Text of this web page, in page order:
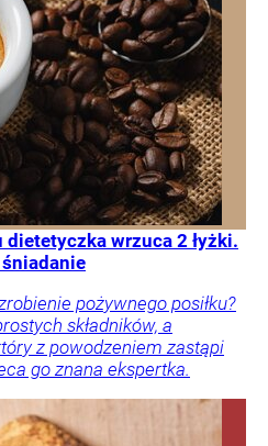
wrzuca 2 łyżki.
pożywnego posiłku?
składników, a
z powodzeniem zastąpi
go znana ekspertka.